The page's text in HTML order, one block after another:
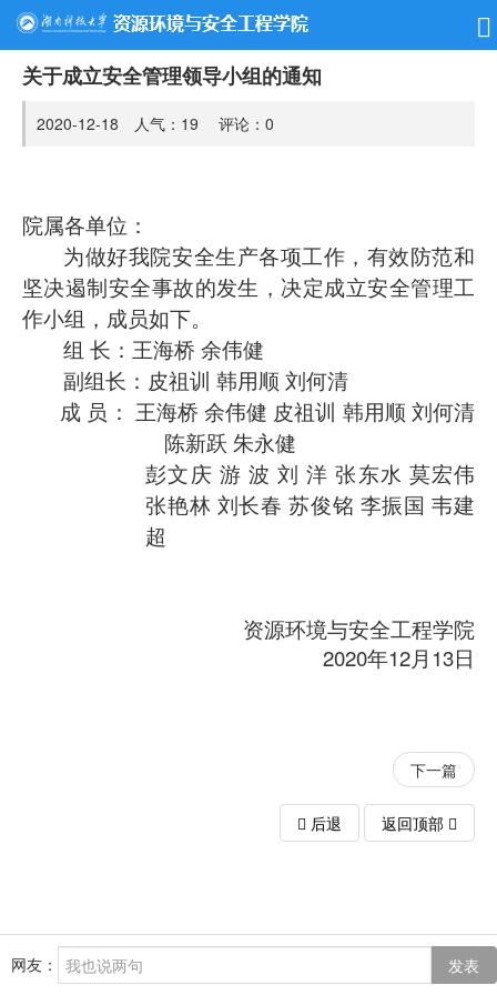
关于成立安全管理领导小组的通知
2020-12-18 人气： 19 评论： 0
院属各单位：
为做好我院安全生产各项工作，有效防范和
坚决遏制安全事故的发生，决定成立安全管理工
作小组，成员如下。
组 长：王海桥 余伟健
副组长：皮祖训 韩用顺 刘何清
成 员： 王海桥 余伟健 皮祖训 韩用顺 刘何清
陈新跃 朱永健
彭文庆 游 波 刘 洋 张东水 莫宏伟
张艳林 刘长春 苏俊铭 李振国 韦建
超
资源环境与安全工程学院
2020年12月13日
下一篇
后退 返回顶部
网友： 发表